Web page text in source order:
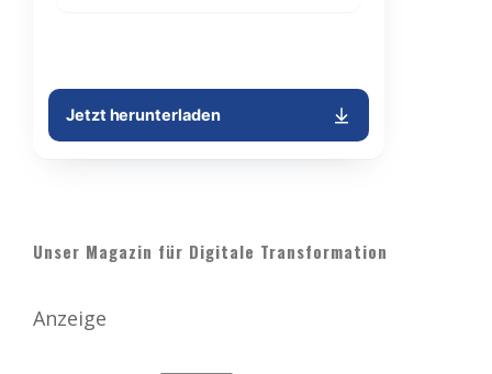
Unser Magazin für Digitale Transformation
Anzeige